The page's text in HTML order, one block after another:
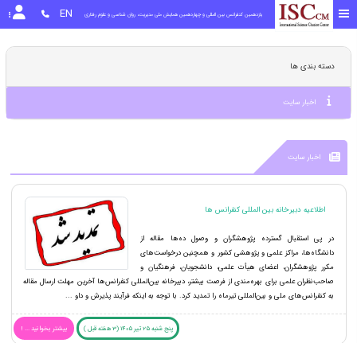
یازدهمین کنفرانس بین المللی و چهاردهمین همایش ملی مدیریت، روان شناسی و علوم رفتاری EN
دسته بندی ها
اخبار سایت
اخبار سایت
اطلاعیه دبیرخانه بین المللی کنفرانس ها
در پی استقبال گسترده پژوهشگران و وصول ده‌ها مقاله از
دانشگاه‌ها، مراکز علمی و پژوهشی کشور و همچنین درخواست‌های
مکرر پژوهشگران، اعضای هیأت علمی، دانشجویان، فرهنگیان و
صاحب‌نظران علمی برای بهره‌مندی از فرصت بیشتر، دبیرخانه بین‌المللی کنفرانس‌ها آخرین مهلت ارسال مقاله
به کنفرانس‌های ملی و بین‌المللی تیرماه را تمدید کرد. با توجه به اینکه فرآیند پذیرش و داو ...
پنج شنبه 25 تیر 1405 (3 هفته قبل ) بیشتر بخوانید ... !